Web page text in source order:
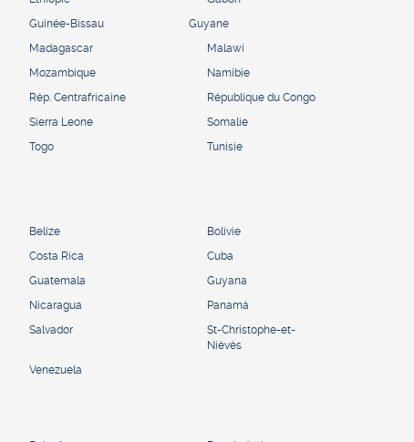
Guinée-Bissau
Guyane
Madagascar
Malawi
Mozambique
Namibie
Rép. Centrafricaine
République du Congo
Sierra Leone
Somalie
Togo
Tunisie
Belize
Bolivie
Costa Rica
Cuba
Guatemala
Guyana
Nicaragua
Panamá
Salvador
St-Christophe-et-
Niévès
Venezuela